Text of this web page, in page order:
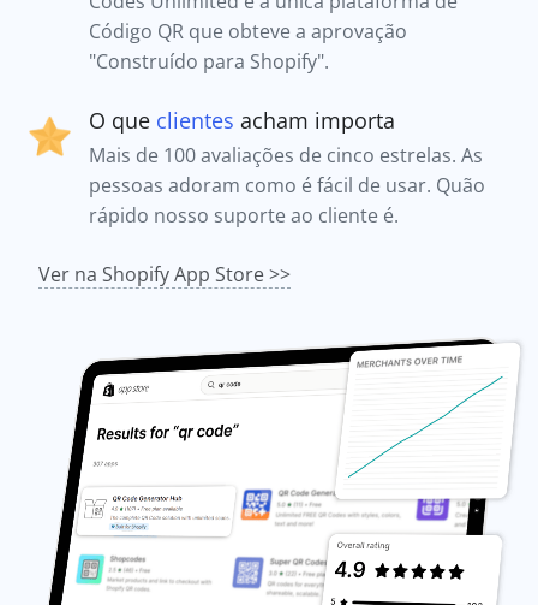
Código QR que obteve a aprovação
"Construído para Shopify".
O que clientes acham importa
Mais de 100 avaliações de cinco estrelas. As
pessoas adoram como é fácil de usar. Quão
rápido nosso suporte ao cliente é.
Ver na Shopify App Store >>